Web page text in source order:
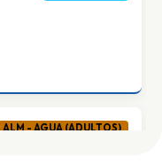
ALM - AGUA (ADULTOS)